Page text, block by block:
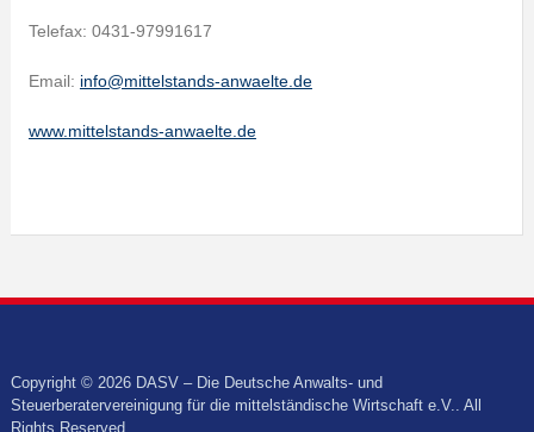
Telefax: 0431-97991617
Email: info@mittelstands-anwaelte.de
www.mittelstands-anwaelte.de
Copyright © 2026 DASV – Die Deutsche Anwalts- und
Steuerberatervereinigung für die mittelständische Wirtschaft e.V.. All
Rights Reserved